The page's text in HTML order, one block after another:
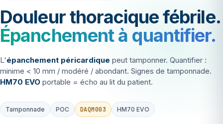
Douleur thoracique fébrile.
Épanchement à quantifier.
L'épanchement péricardique peut tamponner. Quantifier :
minime < 10 mm / modéré / abondant. Signes de tamponnade.
HM70 EVO portable = écho au lit du patient.
Tamponnade POC DAQM003 HM70 EVO